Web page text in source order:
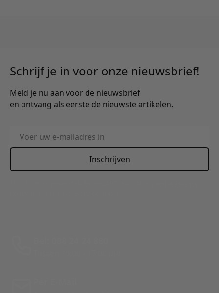
Schrijf je in voor onze nieuwsbrief!
Meld je nu aan voor de nieuwsbrief
en ontvang als eerste de nieuwste artikelen.
E-mailadres
Inschrijven